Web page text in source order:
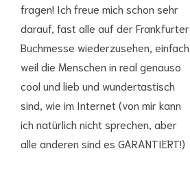
fragen! Ich freue mich schon sehr
darauf, fast alle auf der Frankfurter
Buchmesse wiederzusehen, einfach
weil die Menschen in real genauso
cool und lieb und wundertastisch
sind, wie im Internet (von mir kann
ich natürlich nicht sprechen, aber
alle anderen sind es GARANTIERT!)